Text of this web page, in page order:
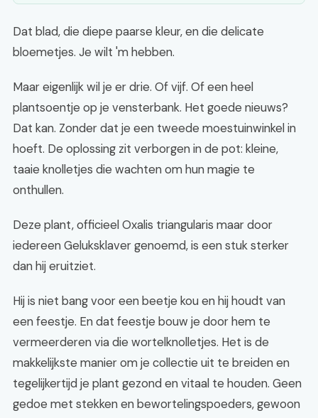
Dat blad, die diepe paarse kleur, en die delicate
bloemetjes. Je wilt 'm hebben.
Maar eigenlijk wil je er drie. Of vijf. Of een heel
plantsoentje op je vensterbank. Het goede nieuws?
Dat kan. Zonder dat je een tweede moestuinwinkel in
hoeft. De oplossing zit verborgen in de pot: kleine,
taaie knolletjes die wachten om hun magie te
onthullen.
Deze plant, officieel Oxalis triangularis maar door
iedereen Geluksklaver genoemd, is een stuk sterker
dan hij eruitziet.
Hij is niet bang voor een beetje kou en hij houdt van
een feestje. En dat feestje bouw je door hem te
vermeerderen via die wortelknolletjes. Het is de
makkelijkste manier om je collectie uit te breiden en
tegelijkertijd je plant gezond en vitaal te houden. Geen
gedoe met stekken en bewortelingspoeders, gewoon